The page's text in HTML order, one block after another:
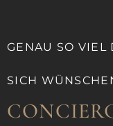
GENAU SO VIEL
SICH